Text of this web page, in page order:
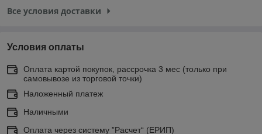
Все условия доставки
Условия оплаты
Оплата картой покупок, рассрочка 3 мес (только при
самовывозе из торговой точки)
Наложенный платеж
Наличными
Оплата через систему ”Расчет“ (ЕРИП)